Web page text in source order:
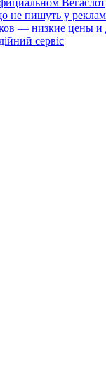
Вегаслот
не пишуть у
— низкие цены и
сервіс